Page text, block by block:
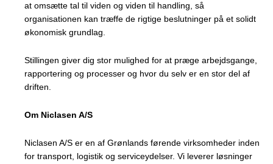
at omsætte tal til viden og viden til handling, så
organisationen kan træffe de rigtige beslutninger på et solidt
økonomisk grundlag.
Stillingen giver dig stor mulighed for at præge arbejdsgange,
rapportering og processer og hvor du selv er en stor del af
driften.
Om Niclasen A/S
Niclasen A/S er en af Grønlands førende virksomheder inden
for transport, logistik og serviceydelser. Vi leverer løsninger